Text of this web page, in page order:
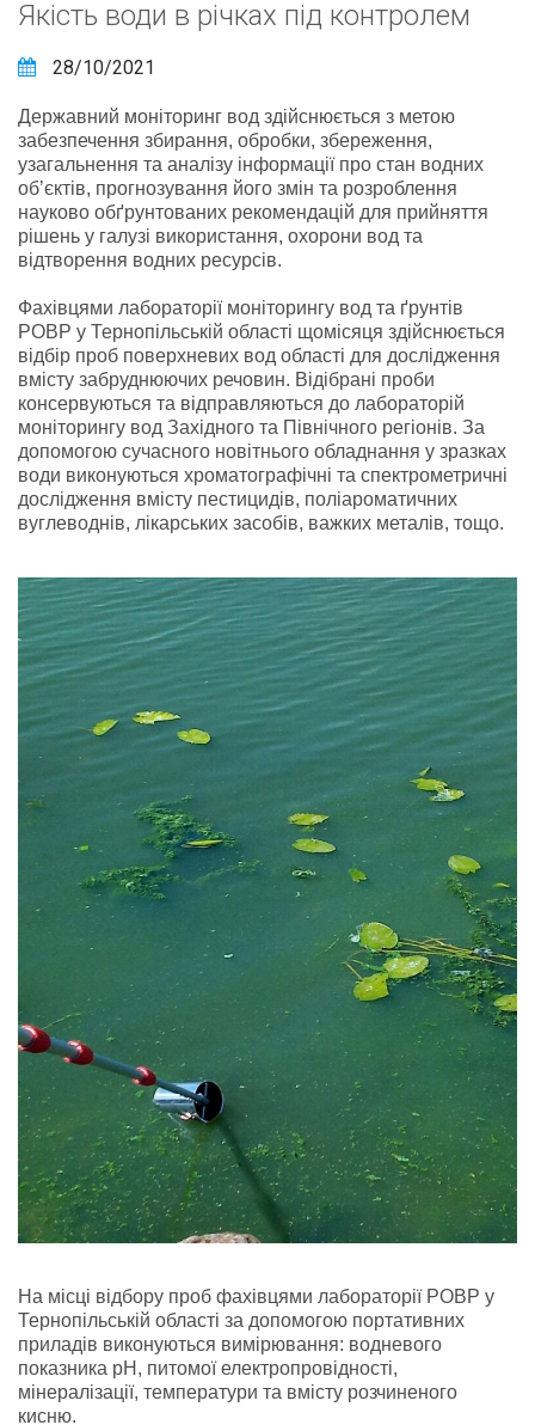
Якість води в річках під контролем
28/10/2021
Державний моніторинг вод здійснюється з метою
забезпечення збирання, обробки, збереження,
узагальнення та аналізу інформації про стан водних
об’єктів, прогнозування його змін та розроблення
науково обґрунтованих рекомендацій для прийняття
рішень у галузі використання, охорони вод та
відтворення водних ресурсів.
Фахівцями лабораторії моніторингу вод та ґрунтів
РОВР у Тернопільській області щомісяця здійснюється
відбір проб поверхневих вод області для дослідження
вмісту забруднюючих речовин. Відібрані проби
консервуються та відправляються до лабораторій
моніторингу вод Західного та Північного регіонів. За
допомогою сучасного новітнього обладнання у зразках
води виконуються хроматографічні та спектрометричні
дослідження вмісту пестицидів, поліароматичних
вуглеводнів, лікарських засобів, важких металів, тощо.
На місці відбору проб фахівцями лабораторії РОВР у
Тернопільській області за допомогою портативних
приладів виконуються вимірювання: водневого
показника рН, питомої електропровідності,
мінералізації, температури та вмісту розчиненого
кисню.